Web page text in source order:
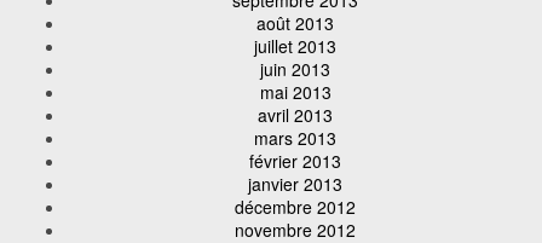
août 2013
juillet 2013
juin 2013
mai 2013
avril 2013
mars 2013
février 2013
janvier 2013
décembre 2012
novembre 2012